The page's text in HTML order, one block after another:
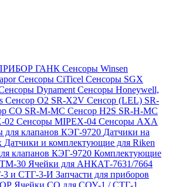
ГАНК Сенсоры Winsen
Сенсоры CiTicel Сенсоры SGX
Dynament Сенсоры Honeywell,
Сенсор O2 SR-X2V Сенсор (LEL) SR-
CO SR-M-MC Сенсор H2S SR-H-MC
02 Сенсоры MIPEX-04 Сенсоры АХА
для клапанов КЭГ-9720 Датчики на
Датчики и комплектующие для Riken
клапанов КЭГ-9720 Комплектующие
30 Ячейки для АНКАТ-7631/7664
3 и СТГ-3-И Запчасти для приборов
Ячейки CO для СОУ-1 / СТГ-1